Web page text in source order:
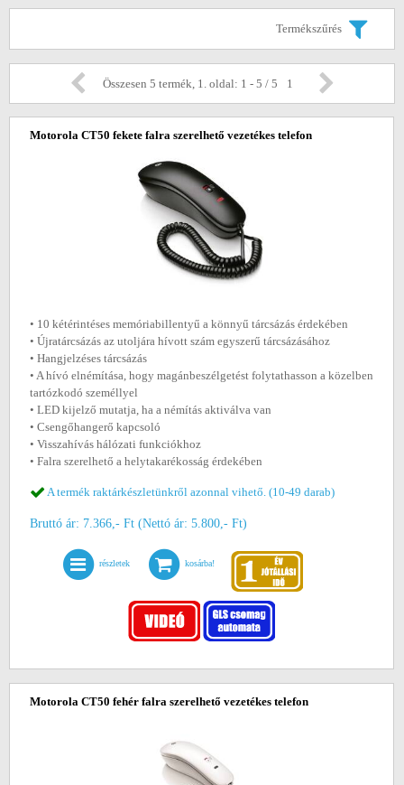
Termékszűrés
Összesen 5 termék, 1. oldal: 1 - 5 / 5 1
Motorola CT50 fekete falra szerelhető vezetékes telefon
• 10 kétérintéses memóriabillentyű a könnyű tárcsázás érdekében
• Újratárcsázás az utoljára hívott szám egyszerű tárcsázásához
• Hangjelzéses tárcsázás
• A hívó elnémítása, hogy magánbeszélgetést folytathasson a közelben
tartózkodó személlyel
• LED kijelző mutatja, ha a némítás aktiválva van
• Csengőhangerő kapcsoló
• Visszahívás hálózati funkciókhoz
• Falra szerelhető a helytakarékosság érdekében
A termék raktárkészletünkről azonnal vihető. (10-49 darab)
Bruttó ár: 7.366,- Ft (Nettó ár: 5.800,- Ft)
részletek kosárba!
Motorola CT50 fehér falra szerelhető vezetékes telefon